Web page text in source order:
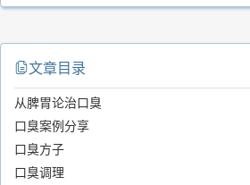
文章目录
从脾胃论治口臭
口臭案例分享
口臭方子
口臭调理